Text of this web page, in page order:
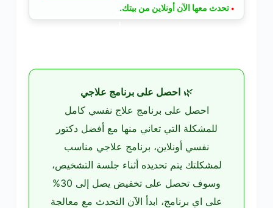
• تحدث معها الآن أونلاين من بيتك.
🌿احصل على برنامج علاجي
احصل على برنامج علاج نفسي كامل
للمشكلة التي تعاني منها مع أفضل دكتور
نفسي أونلاين، برنامج علاجي مناسب
لمشكلتك يتم تحديده أثناء جلسة التشخيص،
وسوف تحصل على تخفيض يصل إلى 30%
على اي برنامج، ابدأ الآن التحدث مع معالجة